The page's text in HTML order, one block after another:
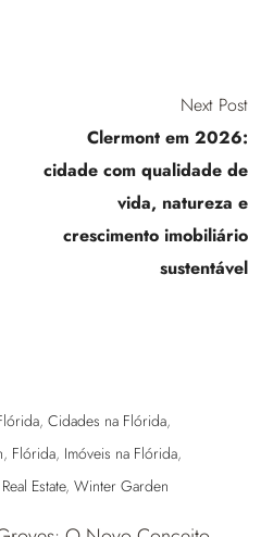
Next Post
Clermont em 2026:
cidade com qualidade de
vida, natureza e
crescimento imobiliário
sustentável
,Cidades na Flórida,
, Flórida, Imóveis na Flórida,
Real Estate,Winter Garden